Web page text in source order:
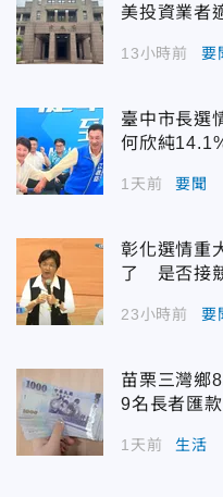
美投資業者
13小時前 要
臺中市長選
何欣純
1天前 要聞
彰化選情重
了 是否接
23小時前 要
苗栗三灣鄉
9名長者匯
1天前 生活